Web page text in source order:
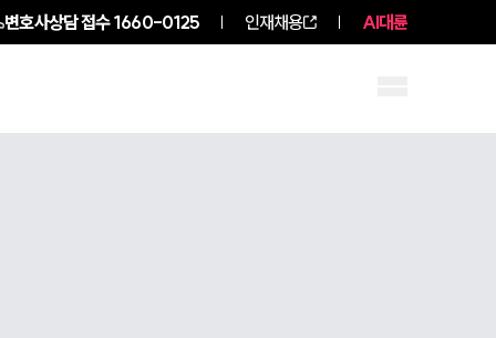
변호사상담 접수1660-0125 인재채용 AI대륜